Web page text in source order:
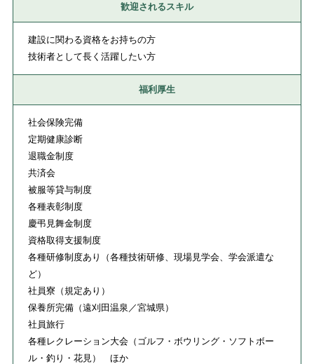
歓迎されるスキル
建設に関わる資格をお持ちの方
技術者として長く活躍したい方
福利厚生
社会保険完備
定期健康診断
退職金制度
共済会
被服等貸与制度
各種表彰制度
慶弔見舞金制度
資格取得支援制度
各種研修制度あり（各種技術研修、現場見学会、学会派遣な
ど）
社員寮（規定あり）
保養所完備（遠刈田温泉／宮城県）
社員旅行
各種レクレーション大会（ゴルフ・ボウリング・ソフトボー
ル・釣り・花見） ほか